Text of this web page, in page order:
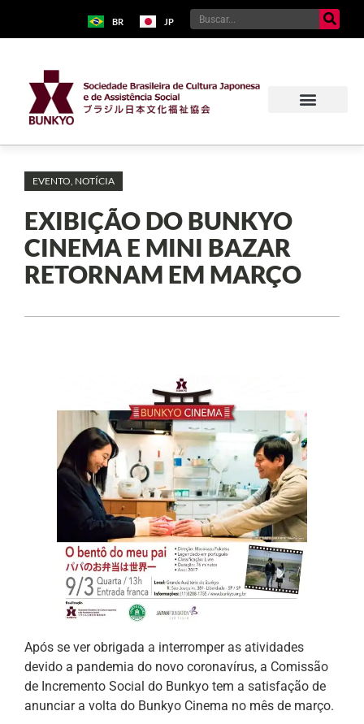
BR JP
EVENTO NOTÍCIA
EXIBIÇÃO DO BUNKYO
CINEMA E MINI BAZAR
RETORNAM EM MARÇO
Após se ver obrigada a interromper as atividades
devido a pandemia do novo coronavírus, a Comissão
de Incremento Social do Bunkyo tem a satisfação de
anunciar a volta do Bunkyo Cinema no mês de março.